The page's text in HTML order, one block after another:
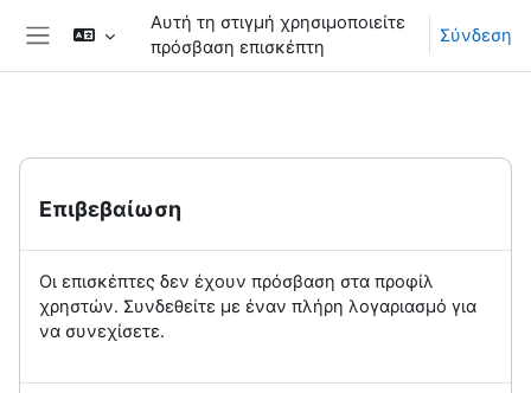
Μετάβαση στο κεντρικό περιεχόμενο
Πλευρικός πίνακας
Αυτή τη στιγμή χρησιμοποιείτε
πρόσβαση επισκέπτη
Σύνδεση
Επιβεβαίωση
Οι επισκέπτες δεν έχουν πρόσβαση στα προφίλ
χρηστών. Συνδεθείτε με έναν πλήρη λογαριασμό για
να συνεχίσετε.